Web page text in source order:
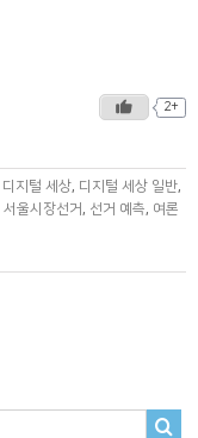
2+
디지털 세상, 디지털 세상 일반,
서울시장선거 , 선거 예측, 여론